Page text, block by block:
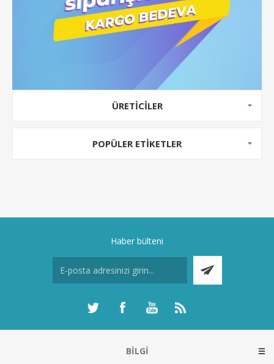
ÜRETICILER
POPÜLER ETIKETLER
Haber bülteni
BILGI